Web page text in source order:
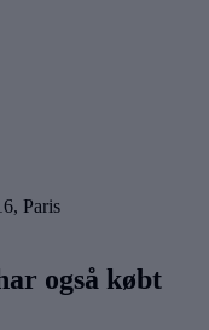
Paris
også købt